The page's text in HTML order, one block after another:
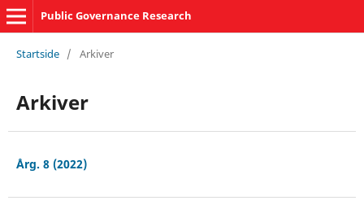
Public Governance Research
Startside / Arkiver
Arkiver
Årg. 8 (2022)